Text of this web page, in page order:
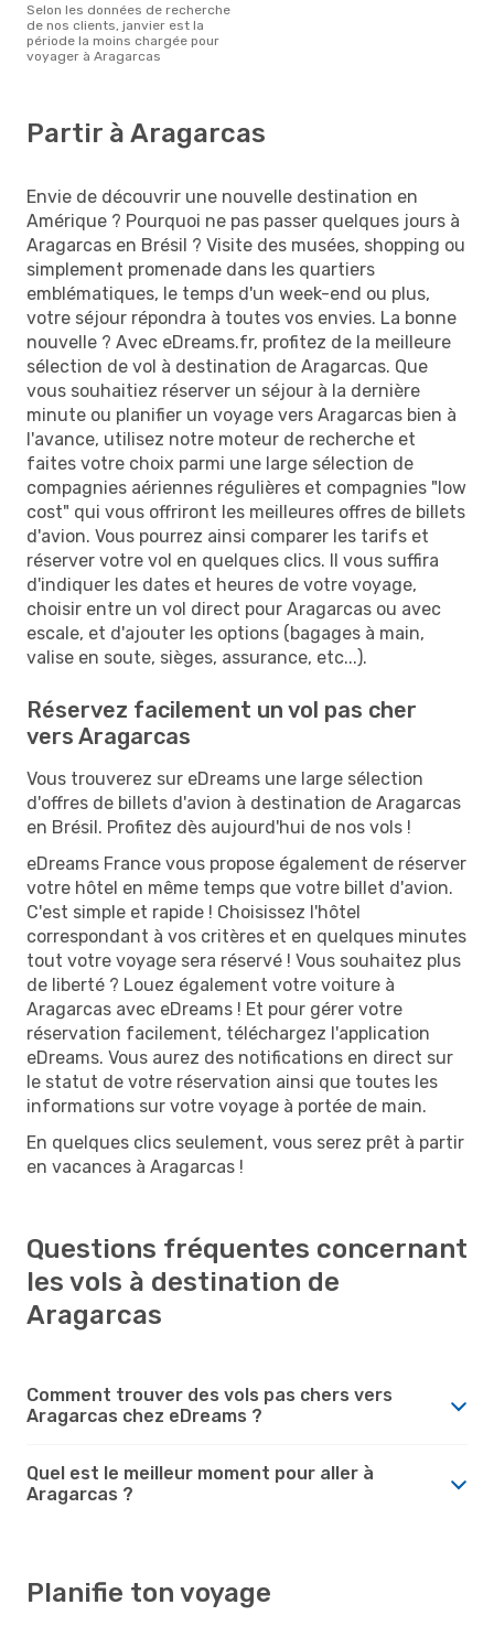
Selon les données de recherche
de nos clients, janvier est la
période la moins chargée pour
voyager à Aragarcas
Partir à Aragarcas
Envie de découvrir une nouvelle destination en
Amérique ? Pourquoi ne pas passer quelques jours à
Aragarcas en Brésil ? Visite des musées, shopping ou
simplement promenade dans les quartiers
emblématiques, le temps d'un week-end ou plus,
votre séjour répondra à toutes vos envies. La bonne
nouvelle ? Avec eDreams.fr, profitez de la meilleure
sélection de vol à destination de Aragarcas. Que
vous souhaitiez réserver un séjour à la dernière
minute ou planifier un voyage vers Aragarcas bien à
l'avance, utilisez notre moteur de recherche et
faites votre choix parmi une large sélection de
compagnies aériennes régulières et compagnies "low
cost" qui vous offriront les meilleures offres de billets
d'avion. Vous pourrez ainsi comparer les tarifs et
réserver votre vol en quelques clics. Il vous suffira
d'indiquer les dates et heures de votre voyage,
choisir entre un vol direct pour Aragarcas ou avec
escale, et d'ajouter les options (bagages à main,
valise en soute, sièges, assurance, etc...).
Réservez facilement un vol pas cher
vers Aragarcas
Vous trouverez sur eDreams une large sélection
d'offres de billets d'avion à destination de Aragarcas
en Brésil. Profitez dès aujourd'hui de nos vols !
eDreams France vous propose également de réserver
votre hôtel en même temps que votre billet d'avion.
C'est simple et rapide ! Choisissez l'hôtel
correspondant à vos critères et en quelques minutes
tout votre voyage sera réservé ! Vous souhaitez plus
de liberté ? Louez également votre voiture à
Aragarcas avec eDreams ! Et pour gérer votre
réservation facilement, téléchargez l'application
eDreams. Vous aurez des notifications en direct sur
le statut de votre réservation ainsi que toutes les
informations sur votre voyage à portée de main.
En quelques clics seulement, vous serez prêt à partir
en vacances à Aragarcas !
Questions fréquentes concernant
les vols à destination de
Aragarcas
Comment trouver des vols pas chers vers
Aragarcas chez eDreams ?
Quel est le meilleur moment pour aller à
Aragarcas ?
Planifie ton voyage